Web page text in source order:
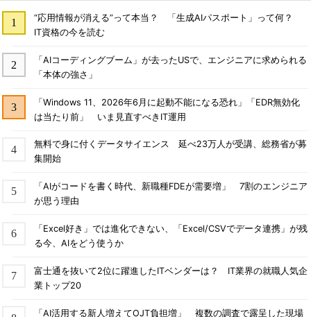
“応用情報が消える”って本当？ 「生成AIパスポート」って何？
IT資格の今を読む
「AIコーディングブーム」が去ったUSで、エンジニアに求められる
「本体の強さ」
「Windows 11、2026年6月に起動不能になる恐れ」「EDR無効化
は当たり前」 いま見直すべきIT運用
無料で身に付くデータサイエンス 延べ23万人が受講、総務省が募
集開始
「AIがコードを書く時代、新職種FDEが需要増」 7割のエンジニア
が思う理由
「Excel好き」では進化できない、「Excel/CSVでデータ連携」が残
る今、AIをどう使うか
富士通を抜いて2位に躍進したITベンダーは？ IT業界の就職人気企
業トップ20
「AI活用する新人増えてOJT負担増」 複数の調査で露呈した現場